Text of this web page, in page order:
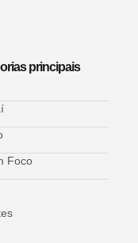
principais
Foco